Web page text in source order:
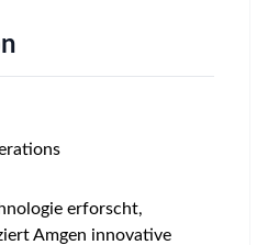
erforscht,
Amgen innovative